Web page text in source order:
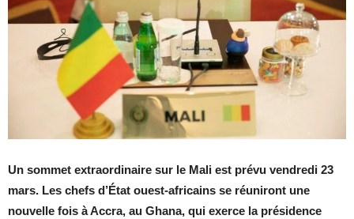
Un sommet extraordinaire sur le Mali est prévu vendredi 23
mars. Les chefs d’État ouest-africains se réuniront une
nouvelle fois à Accra, au Ghana, qui exerce la présidence